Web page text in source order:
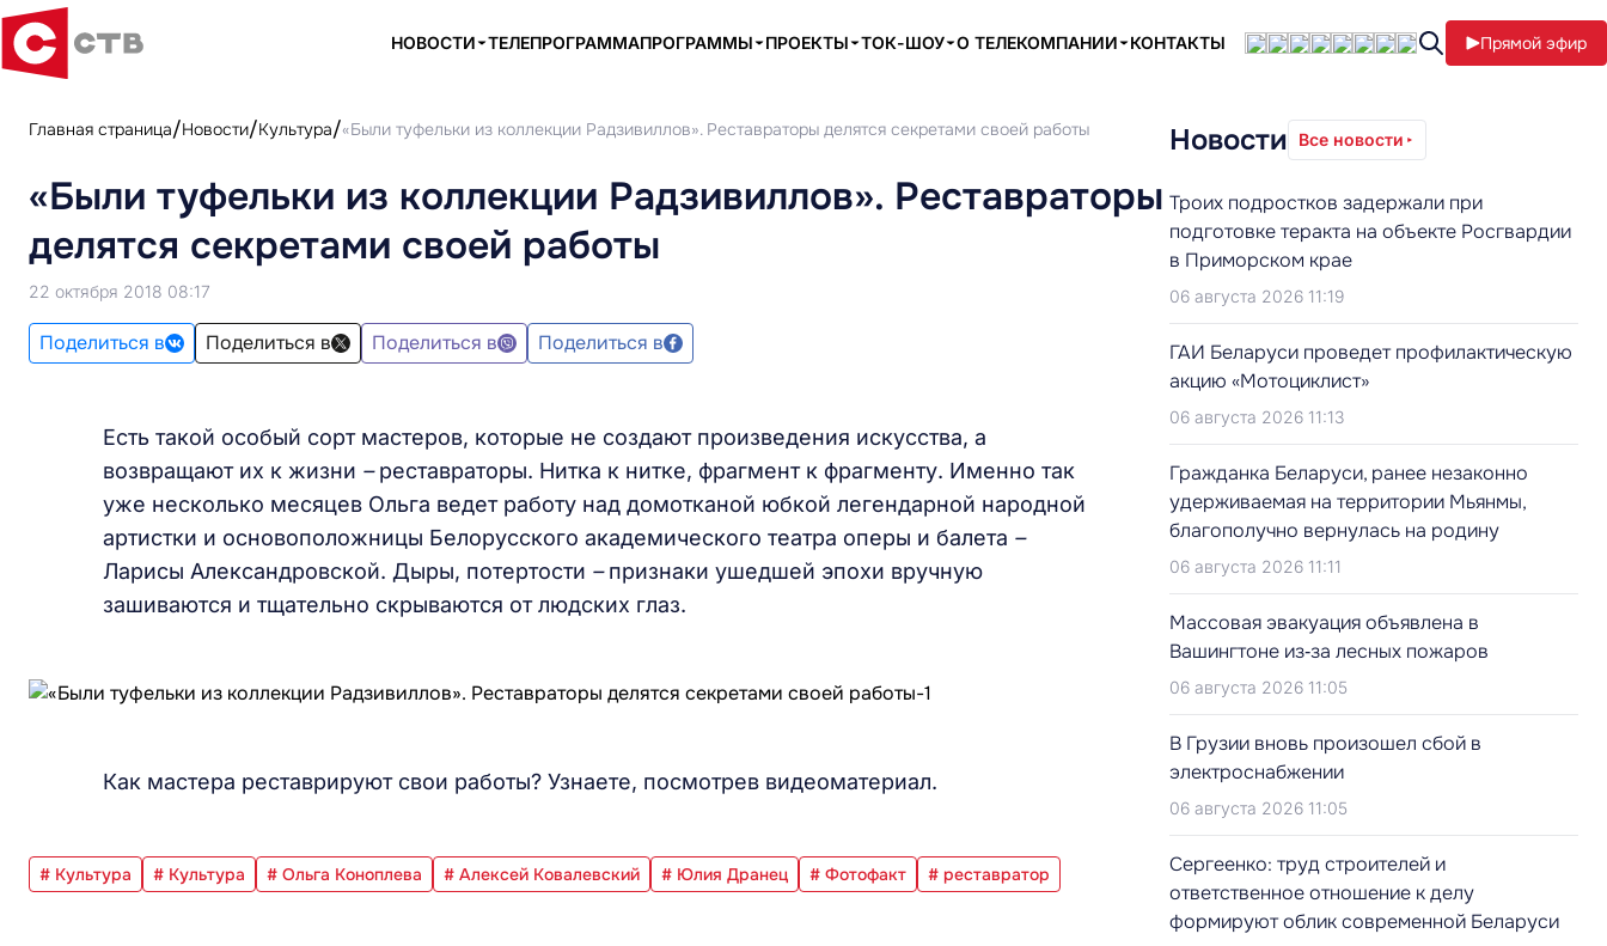
НОВОСТИ ТЕЛЕПРОГРАММАПРОГРАММЫ ПРОЕКТЫ ТОК-ШОУ О ТЕЛЕКОМПАНИИ КОНТАКТЫ Прямой эфир
Главная страница Новости Культура «Были туфельки из коллекции Радзивиллов». Реставраторы делятся секретами своей работы
«Были туфельки из коллекции Радзивиллов». Реставраторы
делятся секретами своей работы
22 октября 2018 08:17
Поделиться в Поделиться в Поделиться в Поделиться в
Есть такой особый сорт мастеров, которые не создают произведения искусства, а
возвращают их к жизни – реставраторы. Нитка к нитке, фрагмент к фрагменту. Именно так
уже несколько месяцев Ольга ведет работу над домотканой юбкой легендарной народной
артистки и основоположницы Белорусского академического театра оперы и балета –
Ларисы Александровской. Дыры, потертости –признаки ушедшей эпохи вручную
зашиваются и тщательно скрываются от людских глаз.
Как мастера реставрируют свои работы? Узнаете, посмотрев видеоматериал.
# Культура # Культура # Ольга Коноплева # Алексей Ковалевский # Юлия Дранец # Фотофакт # реставратор
Новости Все новости
Троих подростков задержали при
подготовке теракта на объекте Росгвардии
в Приморском крае
06 августа 2026 11:19
ГАИ Беларуси проведет профилактическую
акцию «Мотоциклист»
06 августа 2026 11:13
Гражданка Беларуси, ранее незаконно
удерживаемая на территории Мьянмы,
благополучно вернулась на родину
06 августа 2026 11:11
Массовая эвакуация объявлена в
Вашингтоне из‑за лесных пожаров
06 августа 2026 11:05
В Грузии вновь произошел сбой в
электроснабжении
06 августа 2026 11:05
Сергеенко: труд строителей и
ответственное отношение к делу
формируют облик современной Беларуси